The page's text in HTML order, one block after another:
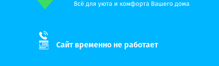
Сайт временно не работает